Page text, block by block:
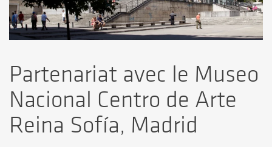
Partenariat avec le Museo
Nacional Centro de Arte
Reina Sofía, Madrid